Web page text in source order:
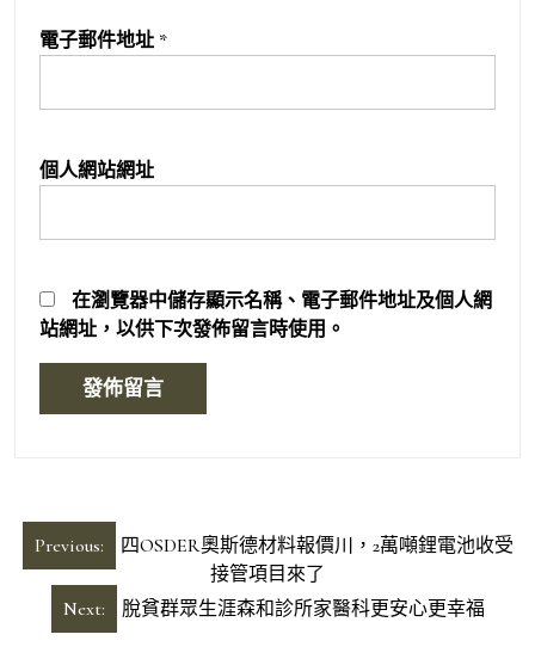
電子郵件地址 *
個人網站網址
在瀏覽器中儲存顯示名稱、電子郵件地址及個人網
站網址，以供下次發佈留言時使用。
文
章
Previous:
四OSDER奧斯德材料報價川，2萬噸鋰電池收受
接管項目來了
Next:
脫貧群眾生涯森和診所家醫科更安心更幸福